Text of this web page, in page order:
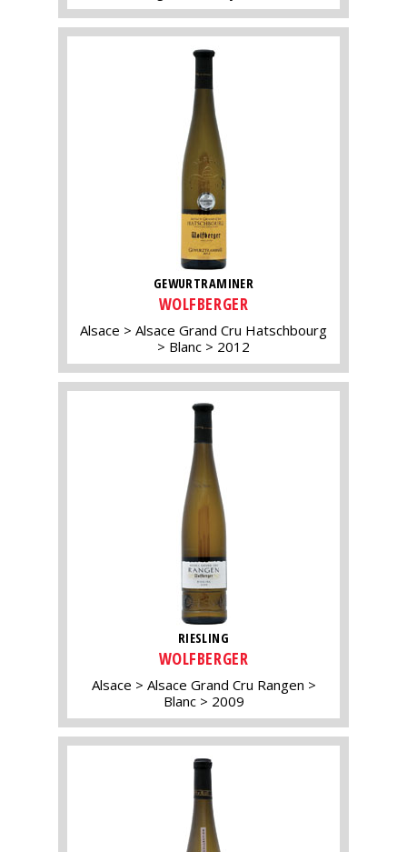
GEWURTRAMINER
WOLFBERGER
Alsace
Alsace Grand Cru Hatschbourg
Blanc
2012
RIESLING
WOLFBERGER
Alsace
Alsace Grand Cru Rangen
Blanc
2009